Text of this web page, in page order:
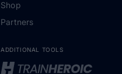
Shop
Partners
ADDITIONAL TOOLS